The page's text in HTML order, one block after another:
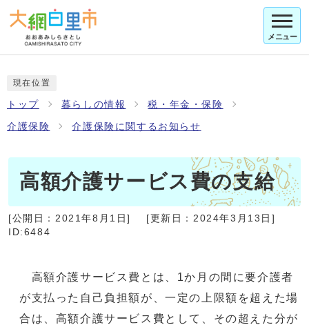
メニュー
現在位置
トップ 暮らしの情報 税・年金・保険
介護保険 介護保険に関するお知らせ
高額介護サービス費の支給
[公開日： 2021年8月1日] [更新日： 2024年3月13日]
ID:6484
高額介護サービス費とは、1か月の間に要介護者
が支払った自己負担額が、一定の上限額を超えた場
合は、高額介護サービス費として、その超えた分が